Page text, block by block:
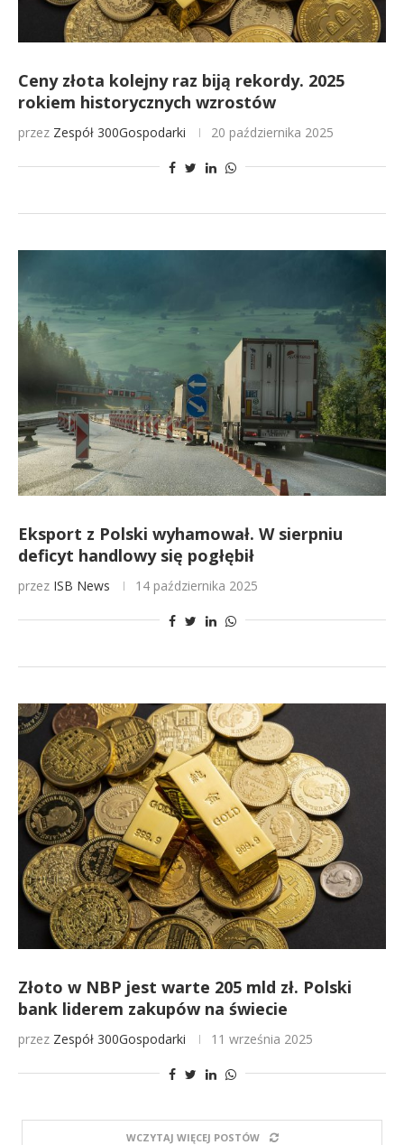
Ceny złota kolejny raz biją rekordy. 2025
rokiem historycznych wzrostów
przez Zespół 300Gospodarki 20 października 2025
Eksport z Polski wyhamował. W sierpniu
deficyt handlowy się pogłębił
przez ISB News 14 października 2025
Złoto w NBP jest warte 205 mld zł. Polski
bank liderem zakupów na świecie
przez Zespół 300Gospodarki 11 września 2025
WCZYTAJ WIĘCEJ POSTÓW